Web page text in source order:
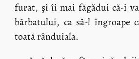
furat, şi îi mai făgădui că-i
bărbatului, ca să-l îngroape
toată rânduiala.